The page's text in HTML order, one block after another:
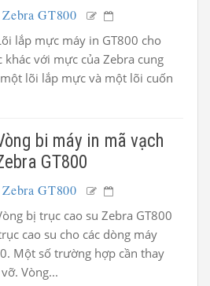
Zebra GT800
lắp mực máy in GT800 cho
khác với mực của Zebra cung
lõi lắp mực và một lõi cuốn
bi máy in mã vạch
GT800
Zebra GT800
bị trục cao su Zebra GT800
cao su cho các dòng máy
Một số trường hợp cần thay
Vòng...